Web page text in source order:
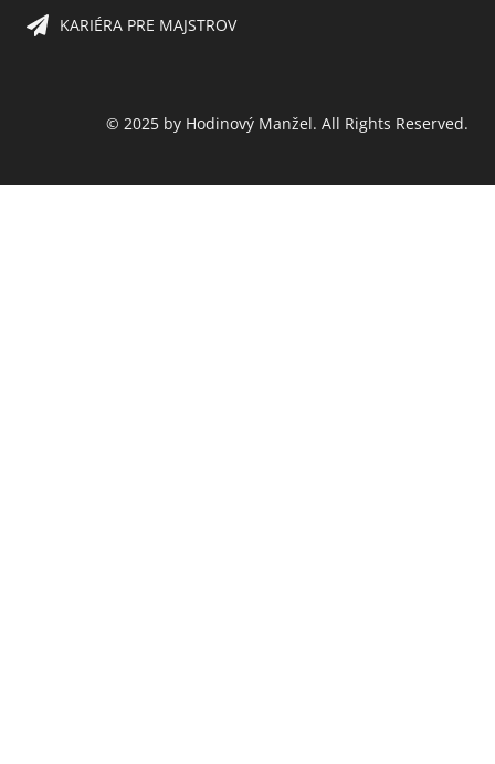
KARIÉRA PRE MAJSTROV​
© 2025 by Hodinový Manžel. All Rights Reserved.